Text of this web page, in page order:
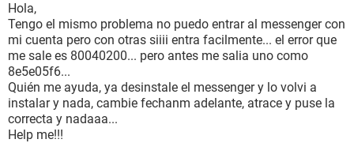
Hola,
Tengo el mismo problema no puedo entrar al messenger con
mi cuenta pero con otras siiii entra facilmente... el error que
me sale es 80040200... pero antes me salia uno como
8e5e05f6...
Quién me ayuda, ya desinstale el messenger y lo volvi a
instalar y nada, cambie fechanm adelante, atrace y puse la
correcta y nadaaa...
Help me!!!